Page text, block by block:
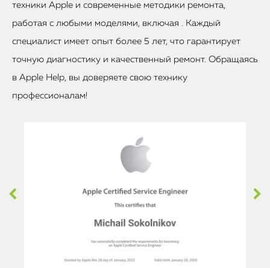
техники Apple и современные методики ремонта,
работая с любыми моделями, включая . Каждый
специалист имеет опыт более 5 лет, что гарантирует
точную диагностику и качественный ремонт. Обращаясь
в Apple Help, вы доверяете свою технику
профессионалам!